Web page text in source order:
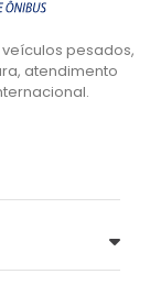
pesados,
atendimento